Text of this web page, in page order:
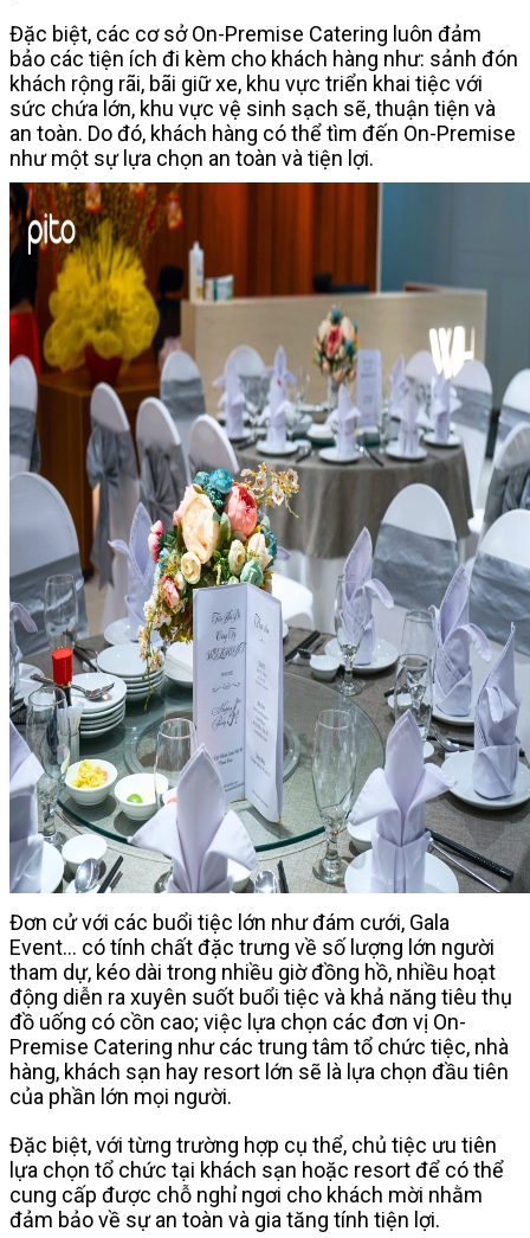
Đặc biệt, các cơ sở On-Premise Catering luôn đảm
bảo các tiện ích đi kèm cho khách hàng như: sảnh đón
khách rộng rãi, bãi giữ xe, khu vực triển khai tiệc với
sức chứa lớn, khu vực vệ sinh sạch sẽ, thuận tiện và
an toàn. Do đó, khách hàng có thể tìm đến On-Premise
như một sự lựa chọn an toàn và tiện lợi.
Đơn cử với các buổi tiệc lớn như đám cưới, Gala
Event… có tính chất đặc trưng về số lượng lớn người
tham dự, kéo dài trong nhiều giờ đồng hồ, nhiều hoạt
động diễn ra xuyên suốt buổi tiệc và khả năng tiêu thụ
đồ uống có cồn cao; việc lựa chọn các đơn vị On-
Premise Catering như các trung tâm tổ chức tiệc, nhà
hàng, khách sạn hay resort lớn sẽ là lựa chọn đầu tiên
của phần lớn mọi người.
Đặc biệt, với từng trường hợp cụ thể, chủ tiệc ưu tiên
lựa chọn tổ chức tại khách sạn hoặc resort để có thể
cung cấp được chỗ nghỉ ngơi cho khách mời nhằm
đảm bảo về sự an toàn và gia tăng tính tiện lợi.